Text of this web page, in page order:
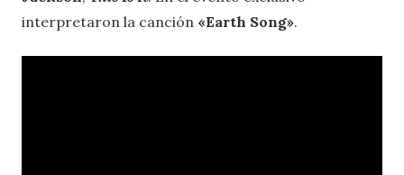
interpretaron la canción «Earth Song».